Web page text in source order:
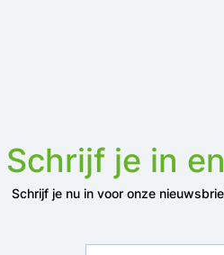
Schrijf je in
Schrijf je nu in voor onze